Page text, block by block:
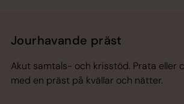
Jourhavande präst
Akut samtals- och krisstöd. Prata eller
med en präst på kvällar och nätter.